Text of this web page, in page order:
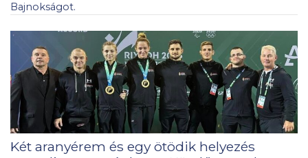
Bajnokságot.
Két aranyérem és egy ötödik helyezés